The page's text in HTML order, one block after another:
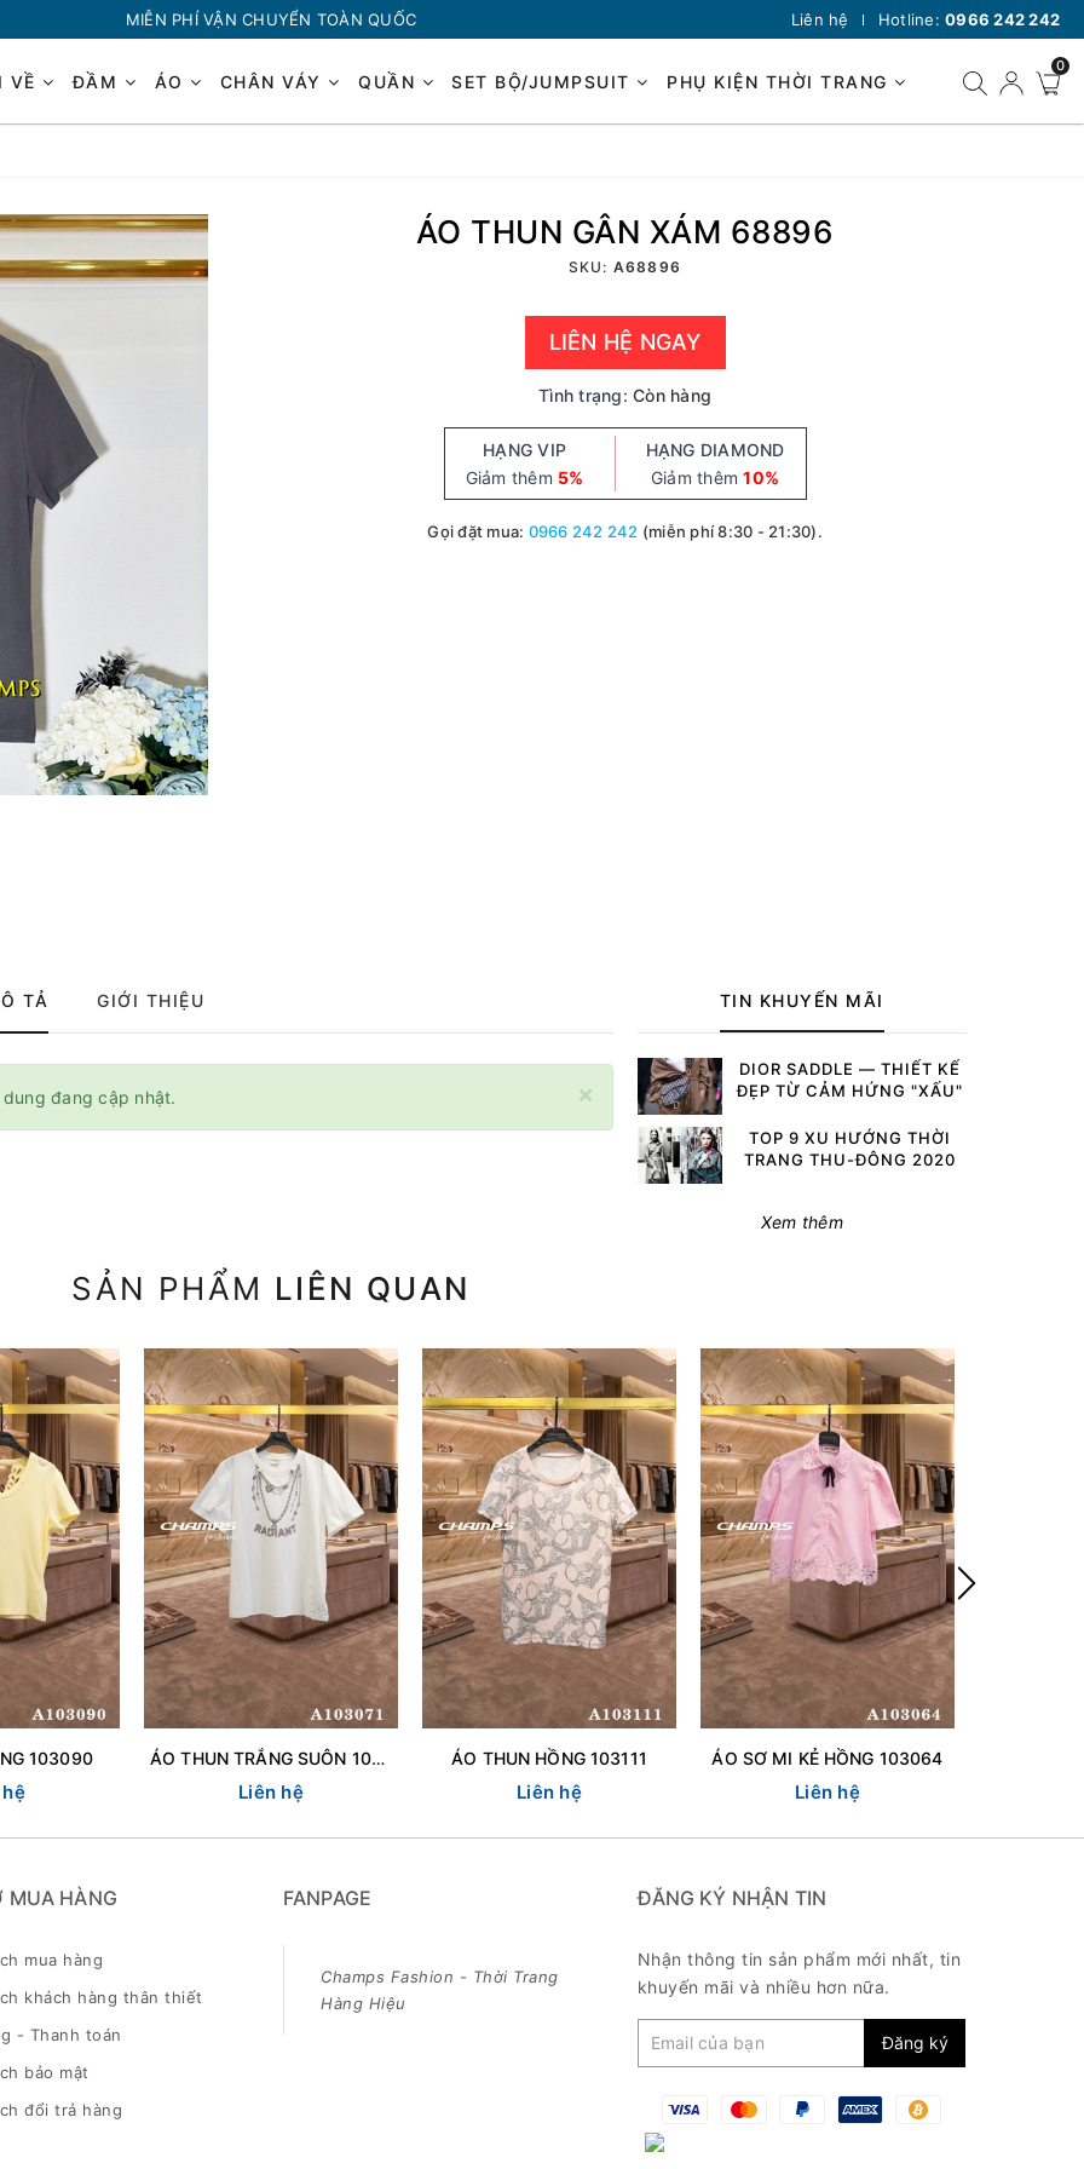
MIỄN PHÍ VẬN CHUYỂN TOÀN QUỐC Liên hệ Hotline: 0966 242 242
VỀ ĐẦM ÁO CHÂN VÁY QUẦN SET BỘ/JUMPSUIT PHỤ KIỆN THỜI TRANG
0
ÁO THUN GÂN XÁM 68896
SKU: A68896
LIÊN HỆ NGAY
Tình trạng: Còn hàng
HẠNG VIP
Giảm thêm 5%
HẠNG DIAMOND
Giảm thêm10%
Gọi đặt mua: 0966 242 242 (miễn phí 8:30 - 21:30).
TẢ GIỚI THIỆU
×
dung đang cập nhật.
TIN KHUYẾN MÃI
DIOR SADDLE — THIẾT KẾ
ĐẸP TỪ CẢM HỨNG "XẤU"
TOP 9 XU HƯỚNG THỜI
TRANG THU-ĐÔNG 2020
Xem thêm
SẢN PHẨM LIÊN QUAN
103090 ÁO THUN TRẮNG SUÔN 103071
Liên hệ
ÁO THUN HỒNG 103111
Liên hệ
ÁO SƠ MI KẺ HỒNG 103064
Liên hệ
MUA HÀNG
mua hàng
khách hàng thân thiết
- Thanh toán
bảo mật
đổi trả hàng
FANPAGE
Champs Fashion - Thời Trang
Hàng Hiệu
ĐĂNG KÝ NHẬN TIN
Nhận thông tin sản phẩm mới nhất, tin
khuyến mãi và nhiều hơn nữa.
Đăng ký